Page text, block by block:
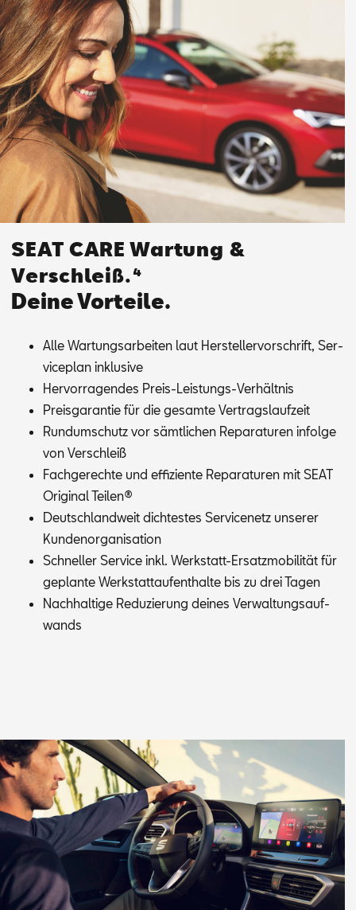
SEAT CARE Wartung &
Verschleiß.⁴
Deine Vorteile.
Alle War­tungs­ar­bei­ten laut Her­stel­ler­vor­schrift, Ser­
vice­plan in­klu­si­ve
Her­vor­ra­gen­des Preis-Leis­tungs-Ver­hält­nis
Preis­ga­ran­tie für die ge­sam­te Ver­trags­lauf­zeit
Rund­um­schutz vor sämt­li­chen Re­pa­ra­tu­ren in­fol­ge
von Ver­schleiß
Fach­ge­rech­te und ef­fi­zi­en­te Re­pa­ra­tu­ren mit SEAT
Ori­gi­nal Tei­len®
Deutsch­land­weit dich­tes­tes Ser­vice­netz un­se­rer
Kun­den­or­ga­ni­sa­ti­on
Schnel­ler Ser­vice inkl. Werk­statt-Er­satz­mo­bi­li­tät für
ge­plan­te Werk­statt­auf­ent­hal­te bis zu drei Ta­gen
Nach­hal­ti­ge Re­du­zie­rung dei­nes Ver­wal­tungs­auf­
wands